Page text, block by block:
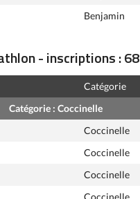
Benjamin
- inscriptions : 68
Catégorie
Catégorie : Coccinelle
Coccinelle
Coccinelle
Coccinelle
Coccinelle